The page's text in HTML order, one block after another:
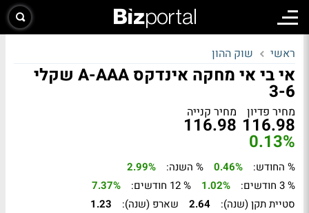
ראשי שוק ההון
אי בי אי מחקה אינדקס A-AAA שקלי
3-6
מחיר פדיון
116.98
מחיר קנייה
116.98
0.13%
% החודש: 0.46% % השנה:
2.99%
% 3 חודשים:
1.02% % 12 חודשים:
7.37%
סטיית תקן (שנה):
2.64 שארפ (שנה): 1.23